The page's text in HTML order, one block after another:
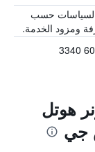
حسب
ومزود الخدمة.
هوتل
جي